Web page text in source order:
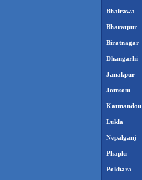
Bhairawa
Bharatpur
Biratnagar
Dhangarhi
Janakpur
Jomsom
Katmandou
Lukla
Nepalganj
Phaplu
Pokhara